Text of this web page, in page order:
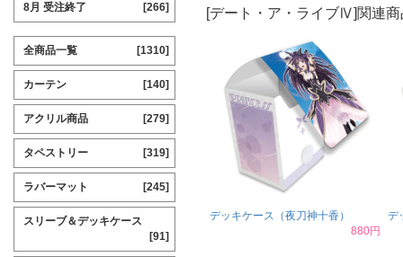
[デート・ア・ライブⅣ]関連商
デッキケース（夜刀神十香）
880円
デ
8月 受注終了 [266]
全商品一覧 [1310]
カーテン [140]
アクリル商品 [279]
タペストリー [319]
ラバーマット [245]
スリーブ＆デッキケース
[91]